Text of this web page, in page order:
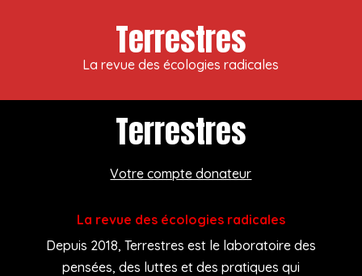
Terrestres
La revue des écologies radicales
Terrestres
Votre compte donateur
La revue des écologies radicales
Depuis 2018, Terrestres est le laboratoire des
pensées, des luttes et des pratiques qui